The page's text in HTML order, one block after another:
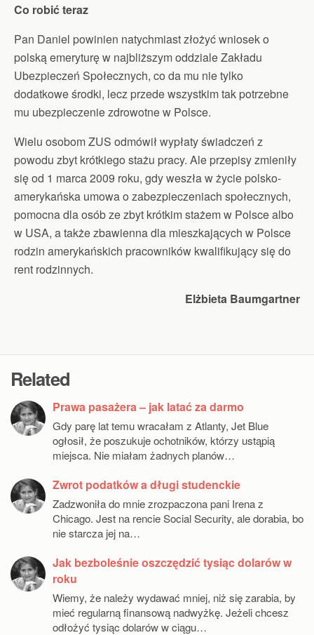
Co robić teraz
Pan Daniel powinien natychmiast złożyć wniosek o
polską emeryturę w najbliższym oddziale Zakładu
Ubezpieczeń Społecznych, co da mu nie tylko
dodatkowe środki, lecz przede wszystkim tak potrzebne
mu ubezpieczenie zdrowotne w Polsce.
Wielu osobom ZUS odmówił wypłaty świadczeń z
powodu zbyt krótkiego stażu pracy. Ale przepisy zmieniły
się od 1 marca 2009 roku, gdy weszła w życie polsko-
amerykańska umowa o zabezpieczeniach społecznych,
pomocna dla osób ze zbyt krótkim stażem w Polsce albo
w USA, a także zbawienna dla mieszkających w Polsce
rodzin amerykańskich pracowników kwalifikujący się do
rent rodzinnych.
Elżbieta Baumgartner
Related
Prawa pasażera – jak latać za darmo
Gdy parę lat temu wracałam z Atlanty, Jet Blue
ogłosił, że poszukuje ochotników, którzy ustąpią
miejsca. Nie miałam żadnych planów…
Zwrot podatków a długi studenckie
Zadzwoniła do mnie zrozpaczona pani Irena z
Chicago. Jest na rencie Social Security, ale dorabia, bo
nie starcza jej na…
Jak bezboleśnie oszczędzić tysiąc dolarów w
roku
Wiemy, że należy wydawać mniej, niż się zarabia, by
mieć regularną finansową nadwyżkę. Jeżeli chcesz
odłożyć tysiąc dolarów w ciągu…